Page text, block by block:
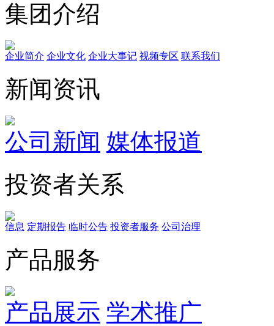
集团介绍
企业简介 企业文化 企业⼤事记 视频专区 联系我们
新闻资讯
公司新闻 媒体报道
投资者关系
信息 定期报告 临时公告 投资者服务 公司治理
产品服务
产品展示 学术推广